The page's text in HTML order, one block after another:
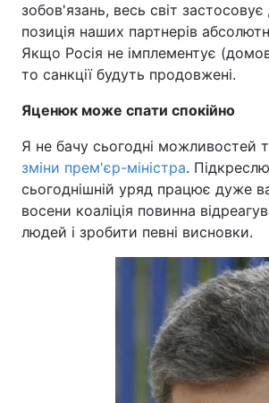
зобов'язань, весь світ застосовує
позиція наших партнерів
Якщо Росія не імплементує
то санкції будуть продовжені.
Яценюк може спати спокійно
Я не бачу сьогодні можливостей
зміни прем'єр-міністра.
сьогоднішній уряд працює дуже
восени коаліція повинна
людей і зробити певні висновки.